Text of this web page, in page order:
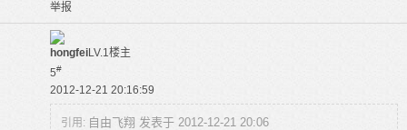
举报
hongfeiLV.1楼主
5#
2012-12-21 20:16:59
引用: 自由飞翔 发表于 2012-12-21 20:06